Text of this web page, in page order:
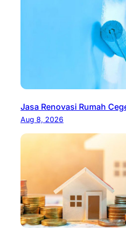
Jasa Renovasi Rumah
Aug 8, 2026